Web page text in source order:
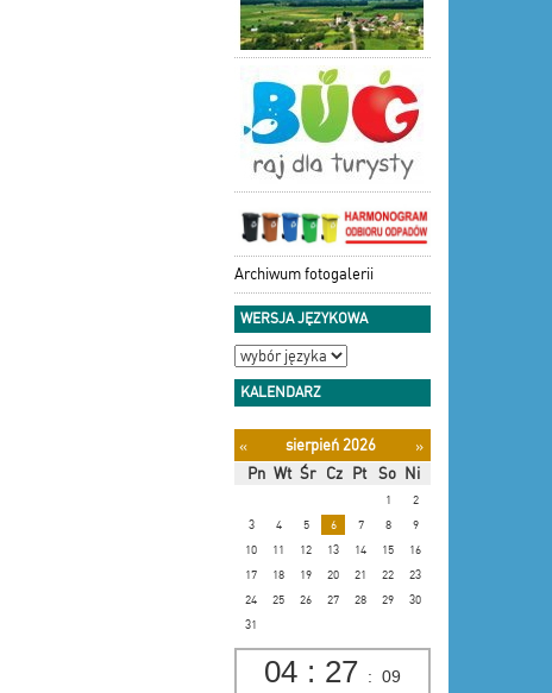
Archiwum fotogalerii
WERSJA JĘZYKOWA
KALENDARZ
« sierpień 2026
»
Pn Wt Śr Cz Pt So Ni
1
2
3
4 5 6 7 8
9
10
11 12 13 14 15
16
17
18 19 20 21 22
23
24
25 26 27 28 29
30
31
04 : 27 : 10